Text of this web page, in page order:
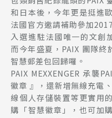
和日本後，今年更是挺進
法國官方邀請補助參加
入選進駐法國唯一的文創
而今年盛夏，PAIX 團隊終
智慧郵差包回歸囉。
PAIX MEXXENGER 承襲
徽章 』，還新增無線充電
線個人存儲裝置等更實用
購「智慧徽章」，也可加